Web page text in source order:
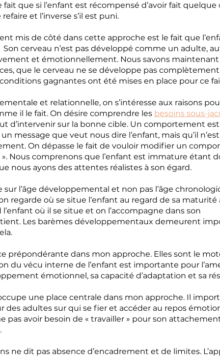
que si l’enfant est récompensé d’avoir fait quelque
et l’inverse s’il est puni.
mis de côté dans cette approche est le fait que
Son cerveau n’est pas développé comme un adulte,
et émotionnellement. Nous savons maintenant
que le cerveau ne se développe pas
conditions gagnantes ont été mises en place pour ce
et relationnelle, on s’intéresse aux raisons
il le fait. On désire comprendre les besoins sous-
d’intervenir sur la bonne cible. Un comportement
message que veut nous dire l’enfant, mais qu’il
On dépasse le fait de vouloir modifier un
». Nous comprenons que l’enfant est immature étant
nous ayons des attentes réalistes à son égard.
l’âge développemental et non pas l’âge
regarde où se situe l’enfant au regard de sa maturité
où il se situe et on l’accompagne dans son
Les barèmes développementaux demeurent
prépondérante dans mon approche. Elles sont le
du vécu interne de l’enfant est importante pour
émotionnel, sa capacité d’adaptation et sa
une place centrale dans mon approche. Il
des adultes sur qui se fier et accéder au repos
pas avoir besoin de « travailler » pour son
ne dit pas absence d’encadrement et de limites.